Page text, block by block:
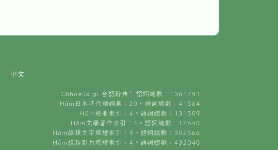
中文
ChhoeTaigi 台語辭典⁺ 語詞總數：1361791
Hâm日本時代語詞集：20。語詞總數：41564
Hâm紙冊索引：4。語詞總數：131509
Hâm文學著作索引：4。語詞總數：12640
Hâm線頂文字媒體索引：9。語詞總數：302566
Hâm線頂影片媒體索引：4。語詞總數：432040